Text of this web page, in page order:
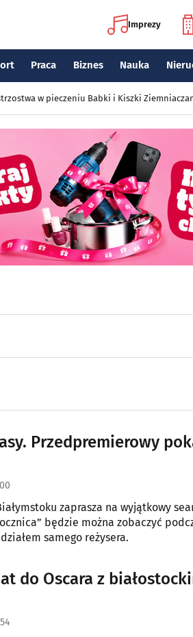
Imprezy
Praca Biznes Nauka
w pieczeniu Babki i Kiszki
Przedpremierowy
zaprasza na wyjątkowy
będzie można zobaczyć
samego reżysera.
do Oscara z